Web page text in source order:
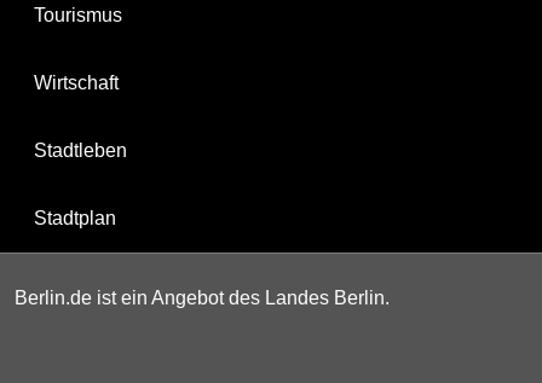
Tourismus
Wirtschaft
Stadtleben
Stadtplan
Berlin.de ist ein Angebot des Landes Berlin.